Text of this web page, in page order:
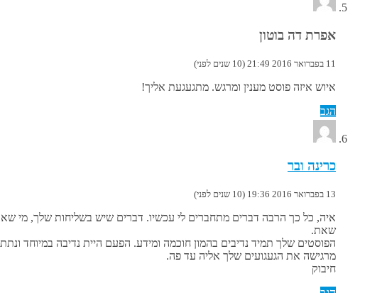
אפרת דה בוטון
11 בפברואר 2016 21:49 (10 שנים לפני)
איוש איזה פוסט מענין ומרגש. מתגעגעת אליך!
הגב
כרינה ובר
13 בפברואר 2016 19:36 (10 שנים לפני)
איה, כל כך הרבה דברים מתחברים לי עכשיו. דברים שיש בשליחות שלך,
שאת.
הפוסטים שלך תמיד נדיבים בהמון חוכמה ומידע. הפעם היית נדיבה במיוחד
מרגישה את הגעגועים שלך אליה עד פה.
חיבוק